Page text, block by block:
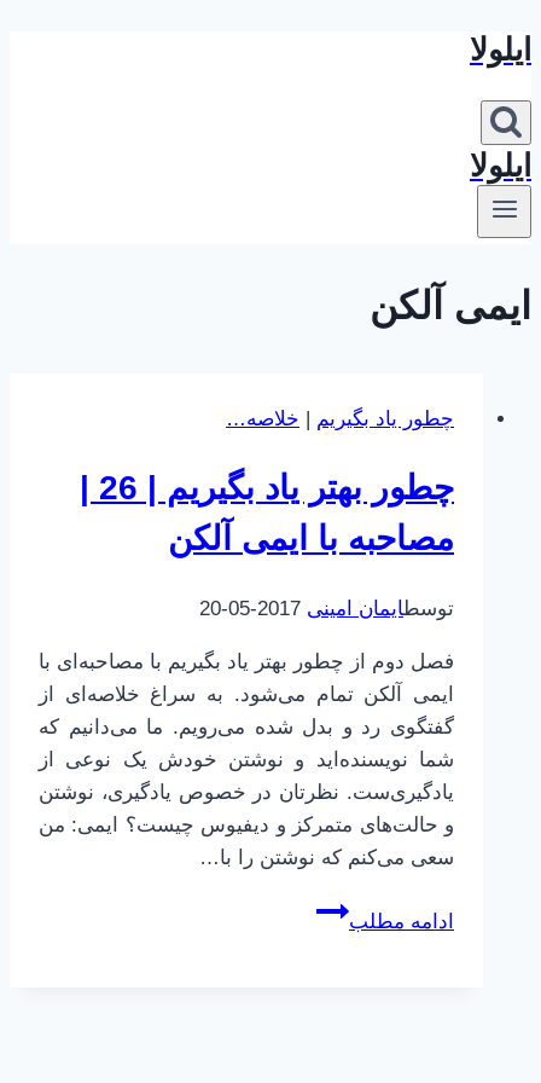
بازگشت
محتوا
ایلولا
ایلولا
ایمی آلکن
چطور یاد بگیریم | خلاصه…
چطور بهتر یاد بگیریم | 26 |
مصاحبه با ایمی آلکن
توسطایمان امینی 2017-05-20
فصل دوم از چطور بهتر یاد بگیریم با مصاحبه‌ای با
ایمی آلکن تمام می‌شود. به سراغ خلاصه‌ای از
گفتگوی رد و بدل شده می‌رویم. ما می‌دانیم که
شما نویسنده‌اید و نوشتن خودش یک نوعی از
یادگیری‌ست. نظرتان در خصوص یادگیری، نوشتن
و حالت‌های متمرکز و دیفیوس چیست؟ ایمی: من
سعی می‌کنم که نوشتن را با…
ادامه مطلب
چطور